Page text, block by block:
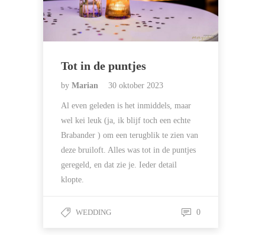
Tot in de puntjes
by Marian 30 oktober 2023
Al even geleden is het inmiddels, maar
wel kei leuk (ja, ik blijf toch een echte
Brabander ) om een terugblik te zien van
deze bruiloft. Alles was tot in de puntjes
geregeld, en dat zie je. Ieder detail
klopte.
WEDDING 0